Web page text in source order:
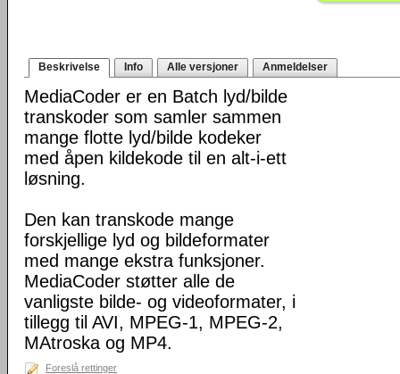
Beskrivelse Info Alle versjoner Anmeldelser
MediaCoder er en Batch lyd/bilde
transkoder som samler sammen
mange flotte lyd/bilde kodeker
med åpen kildekode til en alt-i-ett
løsning.
Den kan transkode mange
forskjellige lyd og bildeformater
med mange ekstra funksjoner.
MediaCoder støtter alle de
vanligste bilde- og videoformater, i
tillegg til AVI, MPEG-1, MPEG-2,
MAtroska og MP4.
Foreslå rettinger